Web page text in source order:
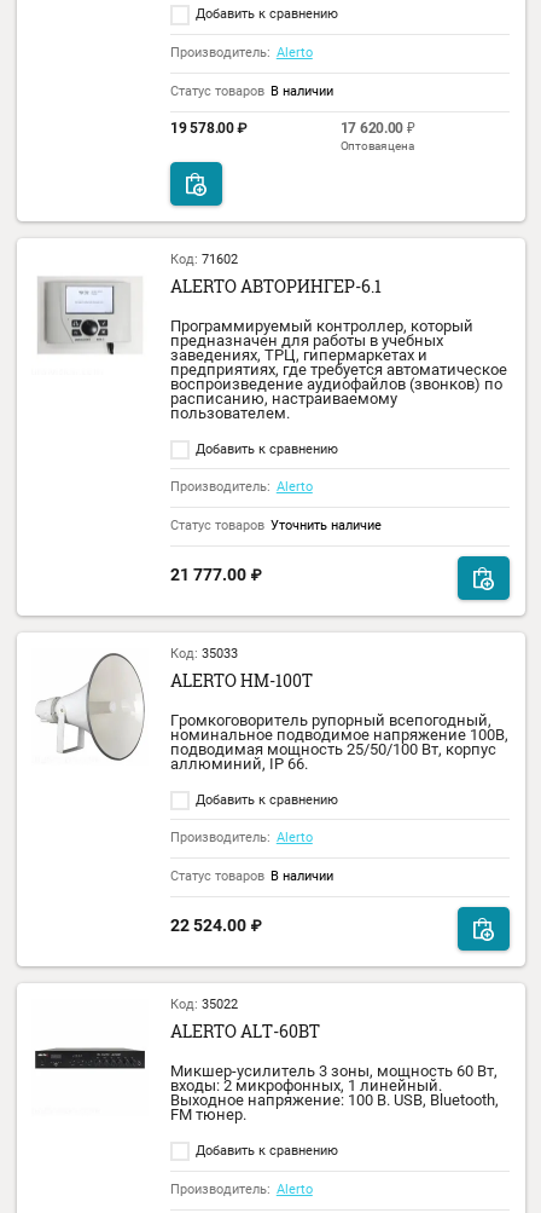
13 439.00₽
Код:35032
ALERTO HM-50T
Громкоговоритель рупорный
номинальное подводимое напряжение
подводимая мощность 25/50 Вт,
Alerto
Статус товаров В наличии
16 632.00₽
ALERTO ALT-35BT
Микшер-усилитель 3 зоны, мощность 35
входы: 2 микрофонных, 1 линейный.
Выходное напряжение: 100 В. USB,
FM тюнер.
Добавить к сравнению
Статус товаров В наличии
17 317.00₽
ALERTO ALT-35BT/FAM
Микшер-усилитель 3 зоны, мощность 35
входы: 1 микрофонных, 1 линейный.
Выходное напряжение: 100 В. USB,
FM тюнер.
Производитель: Alerto